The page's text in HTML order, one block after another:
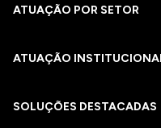
ATUAÇÃO POR SETOR
ATUAÇÃO
SOLUÇÕES DESTACADAS